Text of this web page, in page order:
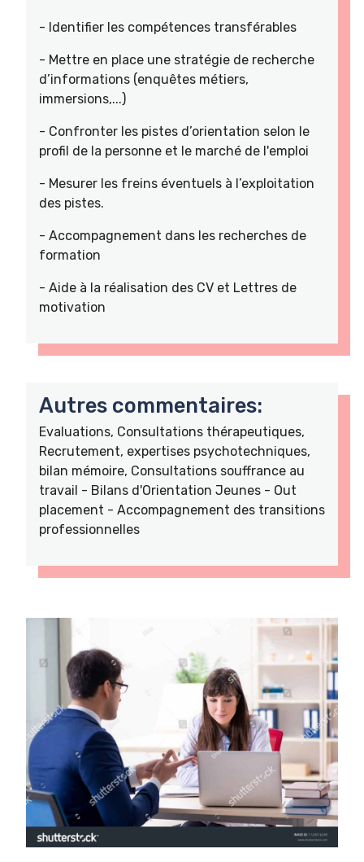
- Identifier les compétences transférables
- Mettre en place une stratégie de recherche
d’informations (enquêtes métiers,
immersions,...)
- Confronter les pistes d’orientation selon le
profil de la personne et le marché de l'emploi
- Mesurer les freins éventuels à l’exploitation
des pistes.
- Accompagnement dans les recherches de
formation
- Aide à la réalisation des CV et Lettres de
motivation
Autres commentaires:
Evaluations, Consultations thérapeutiques,
Recrutement, expertises psychotechniques,
bilan mémoire, Consultations souffrance au
travail - Bilans d'Orientation Jeunes - Out
placement - Accompagnement des transitions
professionnelles